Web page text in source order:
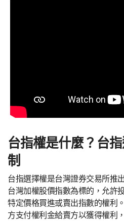
台指權是什麼？台
制
台指選擇權是台灣證券交易所推
台灣加權股價指數為標的，允許
特定價格買進或賣出指數的權利
方支付權利金給賣方以獲得權利